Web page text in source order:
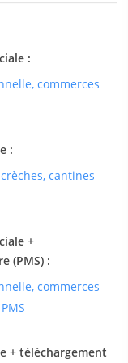
:
commerces
:
cantines
+
(PMS) :
commerces
+ téléchargement